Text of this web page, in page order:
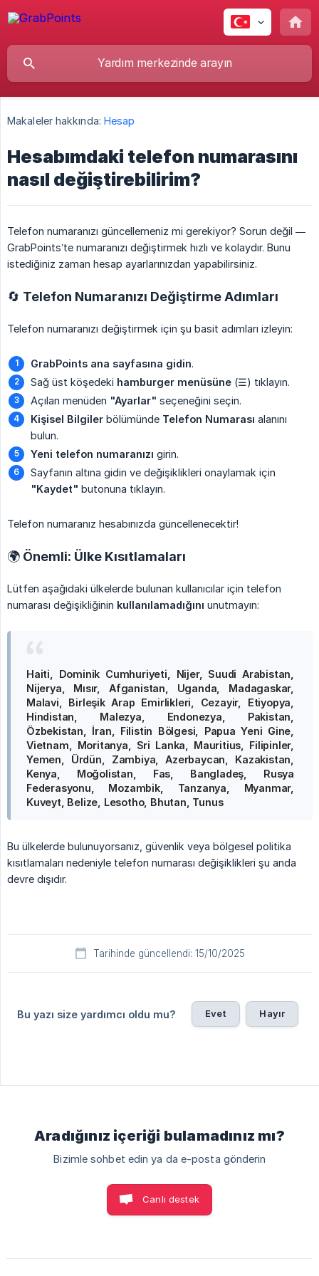
Makaleler hakkında: Hesap
Hesabımdaki telefon numarasını
nasıl değiştirebilirim?
Telefon numaranızı güncellemeniz mi gerekiyor? Sorun değil —
GrabPoints’te numaranızı değiştirmek hızlı ve kolaydır. Bunu
istediğiniz zaman hesap ayarlarınızdan yapabilirsiniz.
🔄 Telefon Numaranızı Değiştirme Adımları
Telefon numaranızı değiştirmek için şu basit adımları izleyin:
GrabPoints ana sayfasına gidin.
Sağ üst köşedeki hamburger menüsüne (☰) tıklayın.
Açılan menüden "Ayarlar" seçeneğini seçin.
Kişisel Bilgiler bölümünde Telefon Numarası alanını
bulun.
Yeni telefon numaranızı girin.
Sayfanın altına gidin ve değişiklikleri onaylamak için
"Kaydet" butonuna tıklayın.
Telefon numaranız hesabınızda güncellenecektir!
🌍 Önemli: Ülke Kısıtlamaları
Lütfen aşağıdaki ülkelerde bulunan kullanıcılar için telefon
numarası değişikliğinin kullanılamadığını unutmayın:
Haiti, Dominik Cumhuriyeti, Nijer, Suudi Arabistan,
Nijerya, Mısır, Afganistan, Uganda, Madagaskar,
Malavi, Birleşik Arap Emirlikleri, Cezayir, Etiyopya,
Hindistan, Malezya, Endonezya, Pakistan,
Özbekistan, İran, Filistin Bölgesi, Papua Yeni Gine,
Vietnam, Moritanya, Sri Lanka, Mauritius, Filipinler,
Yemen, Ürdün, Zambiya, Azerbaycan, Kazakistan,
Kenya, Moğolistan, Fas, Bangladeş, Rusya
Federasyonu, Mozambik, Tanzanya, Myanmar,
Kuveyt, Belize, Lesotho, Bhutan, Tunus
Bu ülkelerde bulunuyorsanız, güvenlik veya bölgesel politika
kısıtlamaları nedeniyle telefon numarası değişiklikleri şu anda
devre dışıdır.
Tarihinde güncellendi: 15/10/2025
Bu yazı size yardımcı oldu mu? Evet Hayır
Aradığınız içeriği bulamadınız mı?
Bizimle sohbet edin ya da e-posta gönderin
Canlı destek